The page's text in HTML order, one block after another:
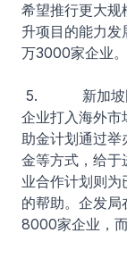
希望推行更大规
升项目的能力
万3000家企业。
5. 新加坡国
企业打入海外市
助金计划通过举
金等方式，给于
业合作计划则
的帮助。企发
8000家企业，